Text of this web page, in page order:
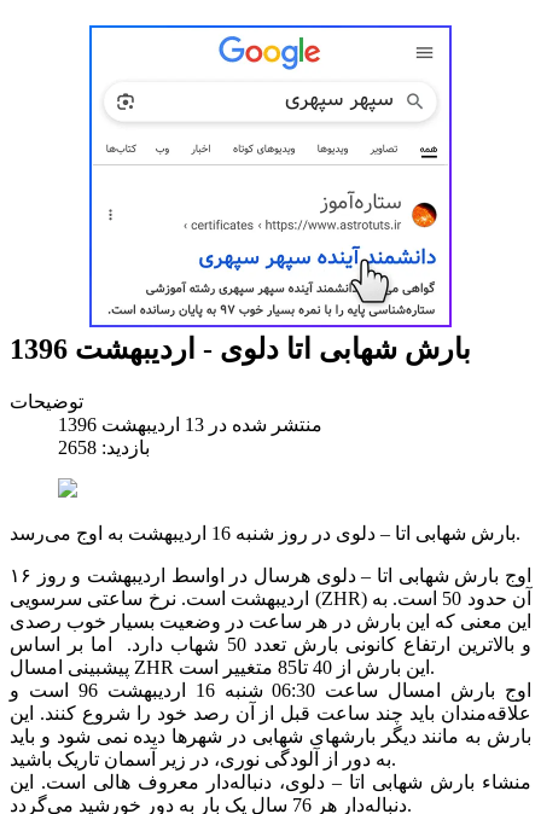
بارش شهابی اتا دلوی - اردیبهشت 1396
توضیحات
منتشر شده در 13 ارديبهشت 1396
بازدید: 2658
بارش شهابی اتا – دلوی در روز شنبه 16 اردیبهشت به اوج می‌رسد.
اوج بارش شهابی اتا – دلوی هرسال در اواسط اردیبهشت و روز ۱۶
اردیبهشت است. نرخ ساعتی سرسویی (ZHR) آن حدود 50 است. به
این معنی که این بارش در هر ساعت در وضعیت بسیار خوب رصدی
و بالاترین ارتفاع کانونی بارش تعدد 50 شهاب دارد. اما بر اساس
پیشبینی امسال ZHR این بارش از 40 تا85 متغییر است.
اوج بارش امسال ساعت 06:30 شنبه 16 اردیبهشت 96 است و
علاقه‌مندان باید چند ساعت قبل از آن رصد خود را شروع کنند. این
بارش به مانند دیگر بارشهای شهابی در شهرها دیده نمی شود و باید
به دور از آلودگی نوری، در زیر آسمان تاریک باشید.
منشاء بارش شهابی اتا – دلوی، دنباله‌دار معروف هالی است. این
دنباله‌دار هر 76 سال یک بار به دور خورشید می‌گردد.